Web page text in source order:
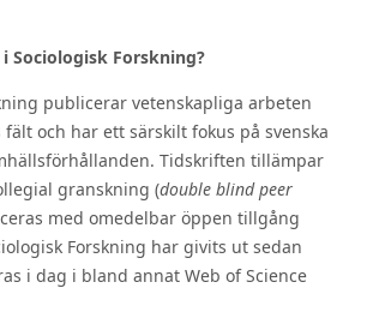
Sociologisk Forskning?
publicerar vetenskapliga arbeten
och har ett särskilt fokus på svenska
Tidskriften tillämpar
granskning (double blind peer
med omedelbar öppen tillgång
Forskning har givits ut sedan
i dag i bland annat Web of Science